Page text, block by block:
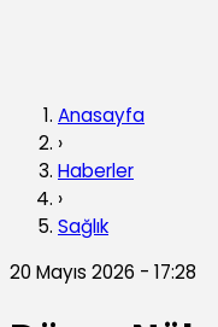
Anasayfa
›
Haberler
›
Sağlık
20 Mayıs 2026 - 17:28